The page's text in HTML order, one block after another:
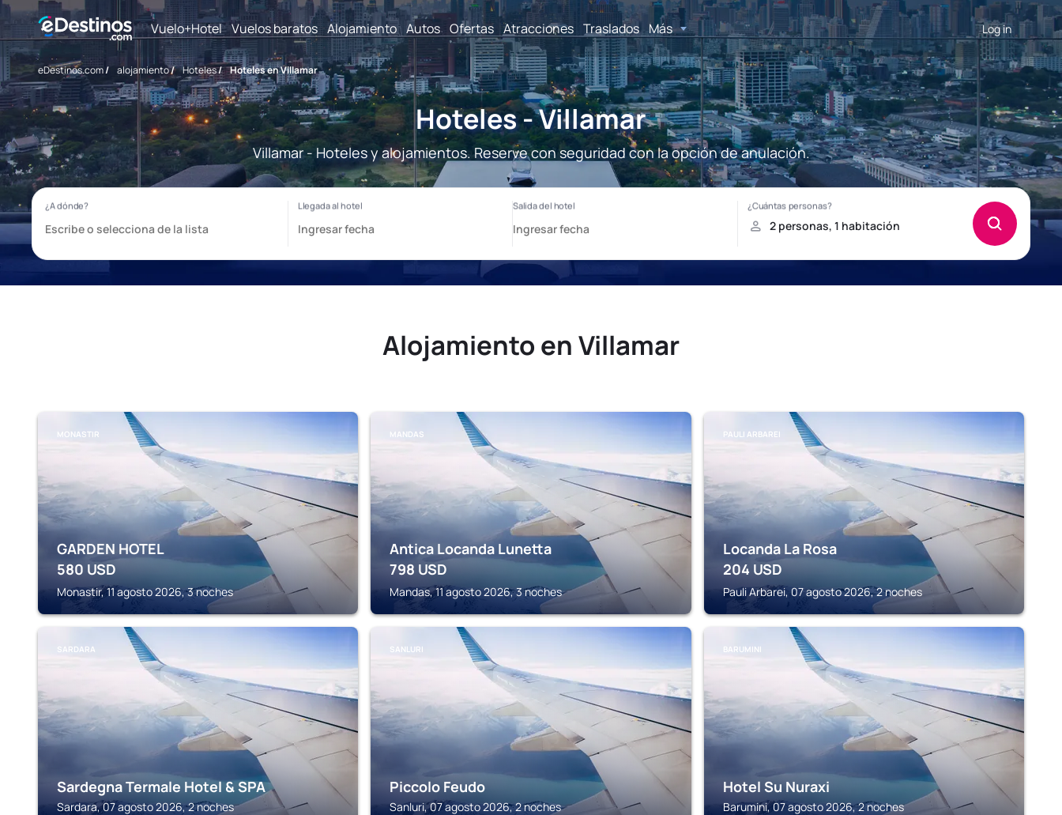
Vuelo+Hotel Vuelos baratos Alojamiento Autos Ofertas Atracciones Traslados Más Log in
eDestinos.com/ alojamiento/ Hoteles/ Hoteles en Villamar
Hoteles - Villamar
Villamar - Hoteles y alojamientos. Reserve con seguridad con la opción de anulación.
Alojamiento en Villamar
MONASTIR
GARDEN HOTEL
580 USD
Monastir, 11 agosto 2026, 3 noches
MANDAS
Antica Locanda Lunetta
798 USD
Mandas, 11 agosto 2026, 3 noches
PAULI ARBAREI
Locanda La Rosa
204 USD
Pauli Arbarei, 07 agosto 2026, 2 noches
SARDARA
Sardegna Termale Hotel & SPA
Sardara, 07 agosto 2026, 2 noches
SANLURI
Piccolo Feudo
Sanluri, 07 agosto 2026, 2 noches
BARUMINI
Hotel Su Nuraxi
Barumini, 07 agosto 2026, 2 noches